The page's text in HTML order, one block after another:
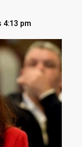
4:13 pm